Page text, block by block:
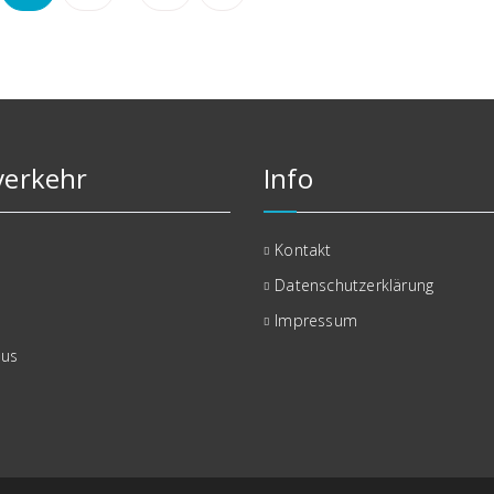
Info
Kontakt
Datenschutzerklärung
Impressum